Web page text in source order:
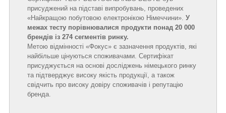
присуджений на підставі випробувань, проведених
«Найкращою побутовою електронікою Німеччини». У
межах тесту порівнювалися продукти понад 20 000
брендів із 274 сегментів ринку.
Метою відмінності «Фокус» є зазначення продуктів, які
найбільше цінуються споживачами. Сертифікат
присуджується на основі досліджень німецького ринку
та підтверджує високу якість продукції, а також
свідчить про високу довіру споживачів і репутацію
бренда.